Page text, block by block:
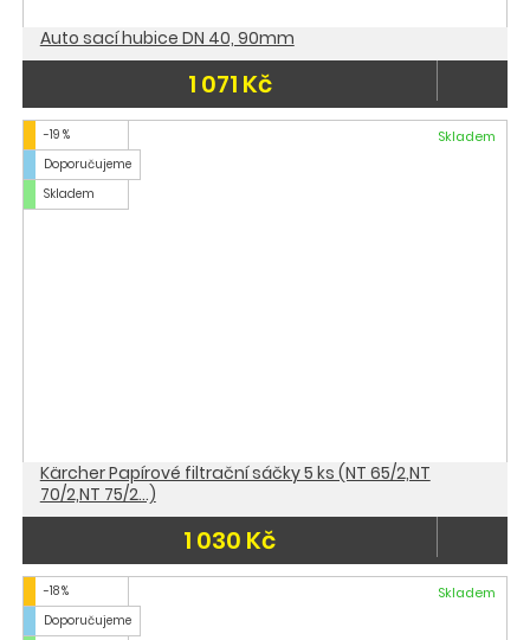
Auto sací hubice DN 40, 90mm
1 071 Kč
-19 %
Doporučujeme
Skladem
Skladem
Kärcher Papírové filtrační sáčky 5 ks (NT 65/2,NT
70/2,NT 75/2...)
1 030 Kč
-18 %
Doporučujeme
Skladem